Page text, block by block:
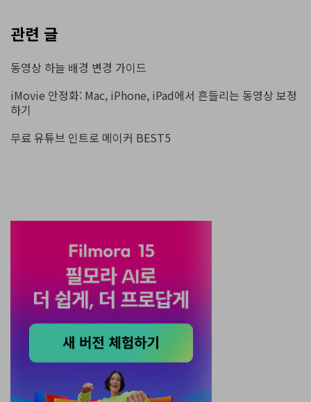
관련 글
동영상 하늘 배경 변경 가이드
iMovie 안정화: Mac, iPhone, iPad에서 흔들리는 동영상 보정
하기
무료 유튜브 인트로 메이커 BEST5